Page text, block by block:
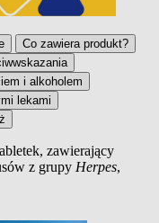
Co zawiera produkt?
i alkoholem
lekami
zawierający
z grupy Herpes,